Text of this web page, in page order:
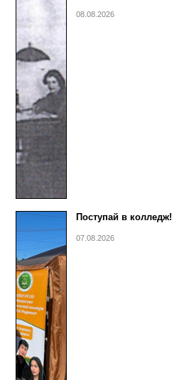
08.08.2026
Поступай в колледж!
07.08.2026